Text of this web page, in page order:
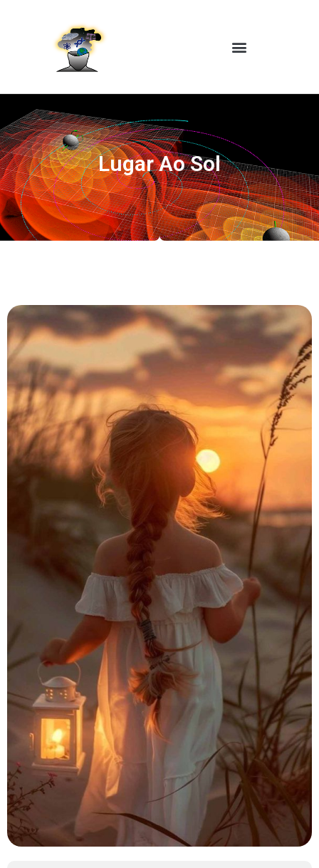
Lugar Ao Sol